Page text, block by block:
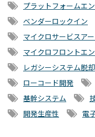
プラットフォームエ
ベンダーロックイン
マイクロサービスア
マイクロフロントエ
レガシーシステム脱却
ローコード開発
基幹システム
開発生産性
電